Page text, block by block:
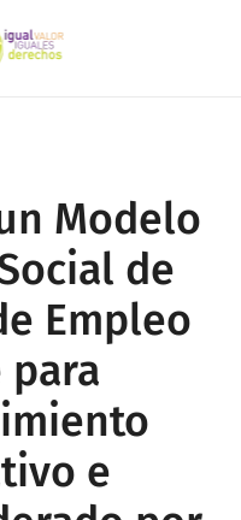
Modelo
de
Empleo
para
e